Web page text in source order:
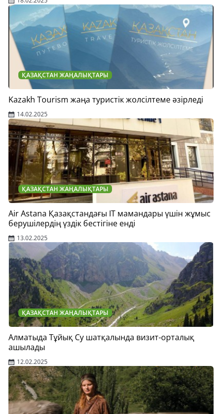
ҚАЗАҚСТАН ЖАҢАЛЫҚТАРЫ
Kazakh Tourism жаңа туристік жолсілтеме әзірледі
14.02.2025
ҚАЗАҚСТАН ЖАҢАЛЫҚТАРЫ
Air Astana Қазақстандағы IT мамандары үшін жұмыс
берушілердің үздік бестігіне енді
13.02.2025
ҚАЗАҚСТАН ЖАҢАЛЫҚТАРЫ
Алматыда Тұйық Су шатқалында визит-орталық
ашылады
12.02.2025